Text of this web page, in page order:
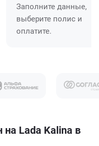
Заполните данные,
выберите полис и
оплатите.
Lada Kalina в